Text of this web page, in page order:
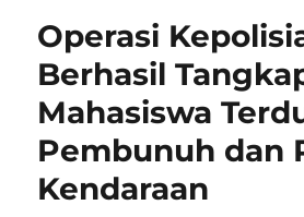
Operasi
Berhasil
Mahasiswa
Pembunuh dan
Kendaraan